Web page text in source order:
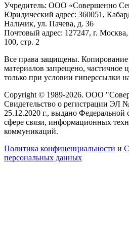
Учредитель: ООО «Совершенно
Юридический адрес: 360051,
Нальчик, ул. Пачева, д. 36
Почтовый адрес: 127247, г.
100, стр. 2
Все права защищены. Копирование
материалов запрещено, частичное
только при условии гиперссылки
Copyright © 1989-2026. ООО
Свидетельство о регистрации ЭЛ
25.12.2020 г., выдано Федеральной
сфере связи, информационных
коммуникаций.
Политика конфиценциальности и
персональных данных